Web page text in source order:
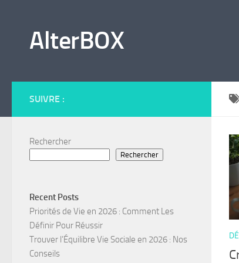
AlterBOX
SUIVRE :
Rechercher
Rechercher
Recent Posts
Priorités de Vie en 2026 : Comment Les
Définir Pour Réussir
Trouver l’Équilibre Vie Sociale en 2026 : Nos
Conseils